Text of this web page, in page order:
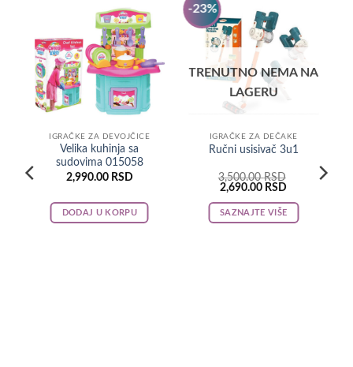
IGRAČKE ZA DEVOJČICE
Velika kuhinja sa
sudovima 015058
2,990.00 RSD
DODAJ U KORPU
-23%
TRENUTNO NEMA NA
LAGERU
IGRAČKE ZA DEČAKE
Ručni usisivač 3u1
3,500.00RSD
Original
was:
3,500.00 RSD.
2,690.00 RSD
is:
2,690.00
SAZNAJTE VIŠE